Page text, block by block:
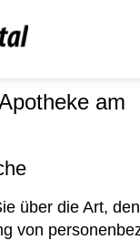
am
über die Art, den
von